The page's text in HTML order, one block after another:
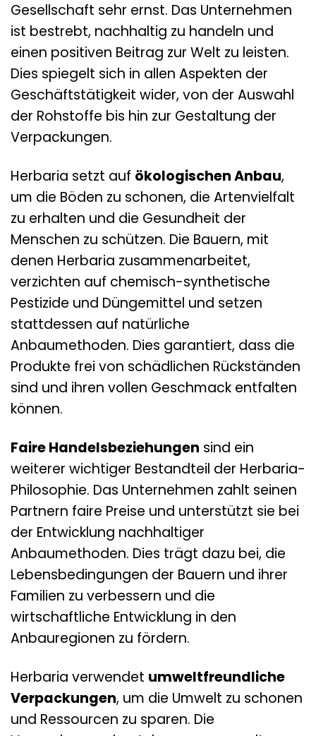
Gesellschaft sehr ernst. Das Unternehmen
ist bestrebt, nachhaltig zu handeln und
einen positiven Beitrag zur Welt zu leisten.
Dies spiegelt sich in allen Aspekten der
Geschäftstätigkeit wider, von der Auswahl
der Rohstoffe bis hin zur Gestaltung der
Verpackungen.
Herbaria setzt auf ökologischen Anbau,
um die Böden zu schonen, die Artenvielfalt
zu erhalten und die Gesundheit der
Menschen zu schützen. Die Bauern, mit
denen Herbaria zusammenarbeitet,
verzichten auf chemisch-synthetische
Pestizide und Düngemittel und setzen
stattdessen auf natürliche
Anbaumethoden. Dies garantiert, dass die
Produkte frei von schädlichen Rückständen
sind und ihren vollen Geschmack entfalten
können.
Faire Handelsbeziehungen sind ein
weiterer wichtiger Bestandteil der Herbaria-
Philosophie. Das Unternehmen zahlt seinen
Partnern faire Preise und unterstützt sie bei
der Entwicklung nachhaltiger
Anbaumethoden. Dies trägt dazu bei, die
Lebensbedingungen der Bauern und ihrer
Familien zu verbessern und die
wirtschaftliche Entwicklung in den
Anbauregionen zu fördern.
Herbaria verwendet umweltfreundliche
Verpackungen, um die Umwelt zu schonen
und Ressourcen zu sparen. Die